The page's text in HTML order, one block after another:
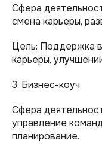
Сфера
смена карьеры,
Цель: Поддержка
карьеры,
3. Бизнес-коуч
Сфера
управление
планирование.